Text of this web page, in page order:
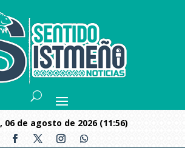
06 de agosto de 2026 (11:56)